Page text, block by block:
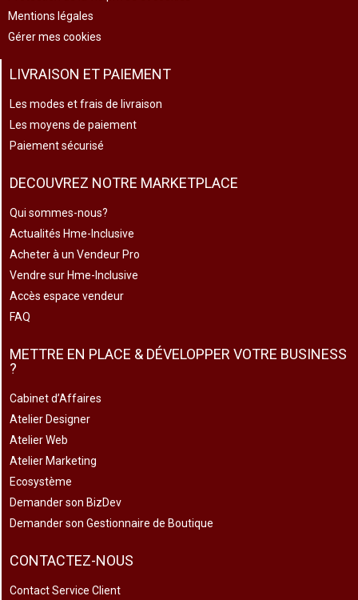
Mentions légales
Gérer mes cookies
LIVRAISON ET PAIEMENT
Les modes et frais de livraison
Les moyens de paiement
Paiement sécurisé
DECOUVREZ NOTRE MARKETPLACE
Qui sommes-nous?
Actualités Hme-Inclusive
Acheter à un Vendeur Pro
Vendre sur Hme-Inclusive
Accès espace vendeur
FAQ
METTRE EN PLACE & DÉVELOPPER VOTRE BUSINESS
?
Cabinet d’Affaires
Atelier Designer
Atelier Web
Atelier Marketing
Ecosystème
Demander son BizDev
Demander son Gestionnaire de Boutique
CONTACTEZ-NOUS
Contact Service Client